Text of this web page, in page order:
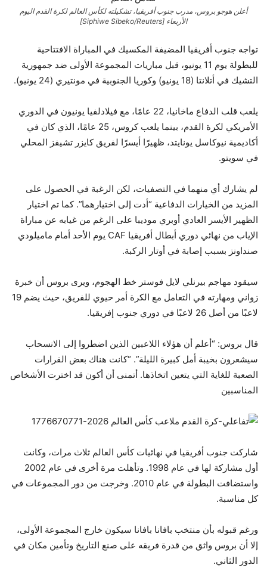
أعلن هوجو بروس، مدرب جنوب أفريقيا، تشكيلته لكأس العالم لكرة القدم اليوم
الأربعاء [Siphiwe Sibeko/Reuters]
تواجه جنوب أفريقيا المضيفة المكسيك في المباراة الافتتاحية
للبطولة يوم 11 يونيو، قبل مباريات المجموعة الأولى ضد جمهورية
التشيك في أتلانتا (18 يونيو) وكوريا الجنوبية في مونتيري (24 يونيو).
يلعب قلب الدفاع ماخانيا، 22 عامًا، مع فيلادلفيا يونيون في الدوري
الأمريكي لكرة القدم، بينما يلعب كروس، 25 عامًا، الذي كان في
أكاديمية نيوكاسل يونايتد، ظهيرًا أيسرًا لفريق كايزر تشيفز المحلي
في سويتو.
لم يشارك أي منهما في التصفيات، لكن الرغبة في الحصول على
المزيد من الخيارات الدفاعية “أدت إلى اختيارهما”. كما تم اختيار
الظهير الأيسر العادي أوبري موديبا على الرغم من غيابه عن مباراة
الإياب من نهائي دوري أبطال أفريقيا CAF يوم الأحد أمام ماميلودي
صنداونز بسبب إصابة في أوتار الركبة.
سيقود مهاجم بيرنلي لايل فوستر خط الهجوم، ويرى بروس أن خبرة
زواني ومهارته في التعامل مع الكرة أمر حيوي للفريق، حيث يضم 19
لاعبًا من أصل 26 لاعبًا في دوري جنوب إفريقيا.
قال بروس: “أعلم أن هؤلاء اللاعبين الذين اضطروا إلى الانسحاب
سيشعرون بخيبة أمل كبيرة الليلة”. “كانت هناك بعض القرارات
الصعبة للغاية التي يتعين اتخاذها. أتمنى أن أكون قد اخترت الأشخاص
المناسبين
شاركت جنوب أفريقيا في نهائيات كأس العالم ثلاث مرات، وكانت
أول مشاركة لها في عام 1998. وتأهلت مرة أخرى في عام 2002
واستضافت البطولة في عام 2010. وخرجت من دور المجموعات في
كل مناسبة.
ورغم قبوله بأن منتخب بافانا بافانا سيكون خارج المجموعة الأولى،
إلا أن بروس واثق من قدرة فريقه على صنع التاريخ وتأمين مكان في
الدور الثاني.